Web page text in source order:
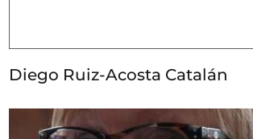
Diego Ruiz-Acosta Catalán